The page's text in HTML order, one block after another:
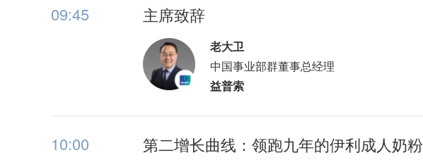
09:45
主席致辞
老大卫
中国事业部群董事总经理
益普索
10:00 第二增长曲线：领跑九年的伊利成人奶粉